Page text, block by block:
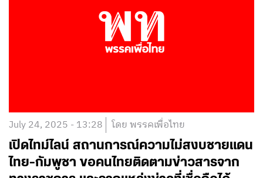
July 24, 2025 - 13:28 โดย พรรคเพื่อไทย
เปิดไทม์ไลน์ สถานการณ์ความไม่สงบชายแดน
ไทย-กัมพูชา ขอคนไทยติดตามข่าวสารจาก